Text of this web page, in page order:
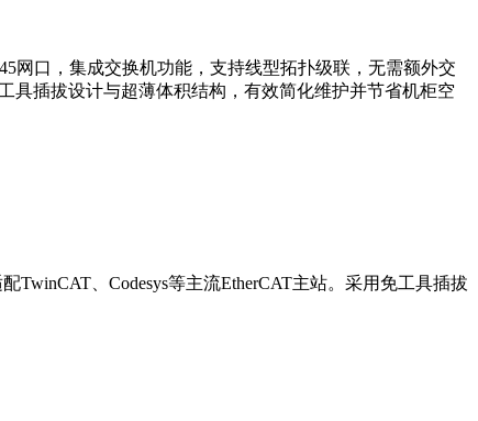
网口，集成交换机功能，支持线型拓扑级联，无需额外交
具插拔设计与超薄体积结构，有效简化维护并节省机柜空
、Codesys等主流EtherCAT主站。采用免工具插拔